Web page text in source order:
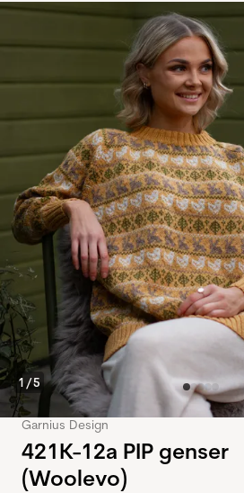
1 /5
Garnius Design
421K-12a PIP genser
(Woolevo)